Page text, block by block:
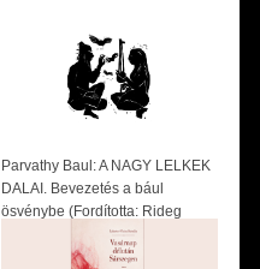
Parvathy Baul: A NAGY LELKEK
DALAI. Bevezetés a bául
ösvénybe (Fordította: Rideg